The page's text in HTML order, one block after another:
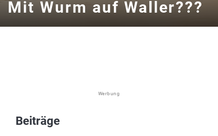
Mit Wurm auf Waller???
Werbung
Beiträge